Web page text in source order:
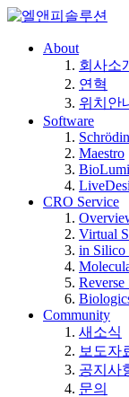
About
회사소
연혁
위치안
Software
Maestro
CRO Service
Virtual
in Silico
Reverse
Community
새소식
보도자
공지사
문의